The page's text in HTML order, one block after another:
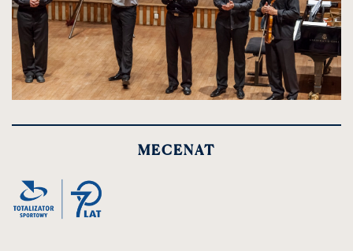
spowoduje
rozmiarów
oryginalnych
MECENAT